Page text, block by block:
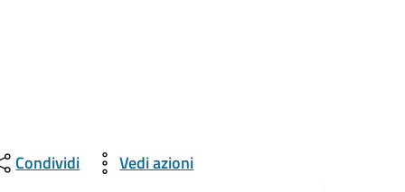
Condividi Vedi azioni